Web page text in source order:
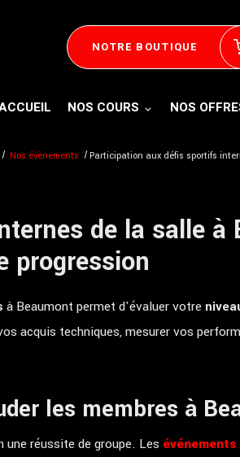
NOTRE BOUTIQUE
NOS COURS NOS
Nos évènements Participation aux défis sportifs
de la salle à
progression
à Beaumont permet d'évaluer votre
acquis techniques, mesurer vos
les membres à
réussite de groupe. Les